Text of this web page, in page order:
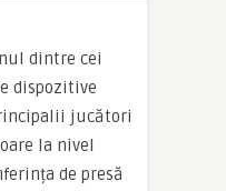
dintre cei
dispozitive
jucători
la nivel
de presă